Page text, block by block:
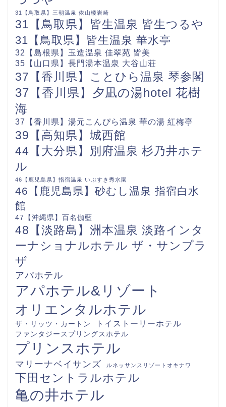
31【鳥取県】三朝温泉 依山楼岩崎
31【鳥取県】皆生温泉 皆生つるや
31【鳥取県】皆生温泉 華水亭
32【島根県】玉造温泉 佳翠苑 皆美
35【山口県】長門湯本温泉 大谷山荘
37【香川県】ことひら温泉 琴参閣
37【香川県】夕凪の湯hotel 花樹
海
37【香川県】湯元こんぴら温泉 華の湯 紅梅亭
39【高知県】城西館
44【大分県】別府温泉 杉乃井ホテ
ル
46【鹿児島県】指宿温泉 いぶすき秀水園
46【鹿児島県】砂むし温泉 指宿白水
館
47【沖縄県】百名伽藍
48【淡路島】洲本温泉 淡路インタ
ーナショナルホテル ザ・サンプラ
ザ
アパホテル
アパホテル&リゾート
オリエンタルホテル
ザ・リッツ・カートン トイストーリーホテル
ファンタジースプリングスホテル
プリンスホテル
マリーナベイサンズ ルネッサンスリゾートオキナワ
下田セントラルホテル
亀の井ホテル